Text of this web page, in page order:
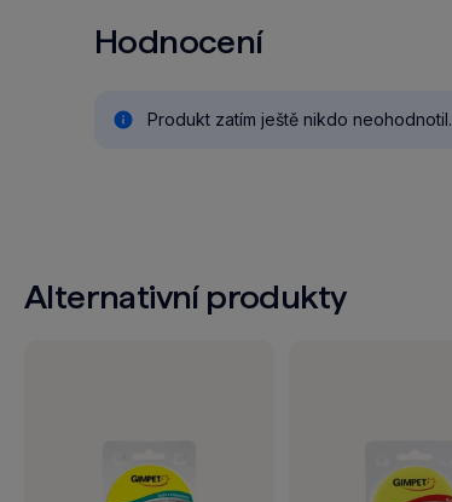
Hodnocení
Produkt zatím ještě nikdo neohodnotil.
Alternativní produkty